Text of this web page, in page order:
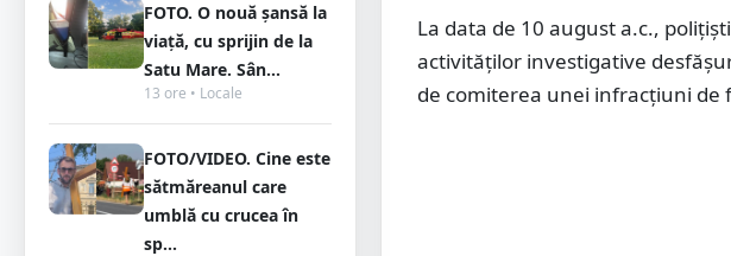
FOTO. O nouă șansă la
viață, cu sprijin de la
Satu Mare. Sân...
13 ore • Locale
FOTO/VIDEO. Cine este
sătmăreanul care
umblă cu crucea în
sp...
La data de 10 august a.c.,
activităților investigative
de comiterea unei infracțiuni de